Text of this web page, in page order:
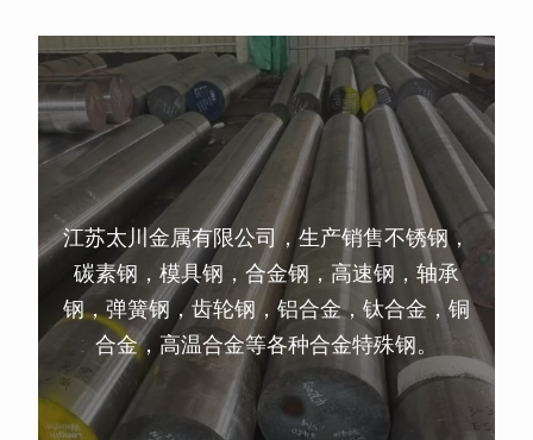
江苏太川金属有限公司，生产销售不锈钢，
碳素钢，模具钢，合金钢，高速钢，轴承
钢，弹簧钢，齿轮钢，铝合金，钛合金，铜
合金，高温合金等各种合金特殊钢。